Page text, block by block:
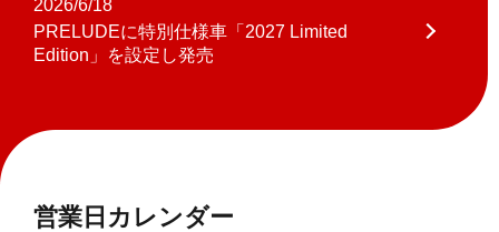
営業日カレンダー